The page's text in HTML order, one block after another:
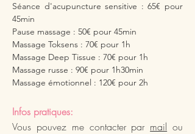
Séance d'acupuncture sensitive : 65€ pour
45min
Pause massage : 50€ pour 45min
Massage Toksens : 70€ pour 1h
Massage Deep Tissue : 70€ pour 1h
Massage russe : 90€ pour 1h30min
Massage émotionnel : 120€ pour 2h
Infos pratiques:
Vous pouvez me contacter par mail ou